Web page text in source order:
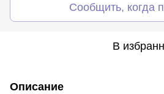
Сообщить, когда
В
Описание